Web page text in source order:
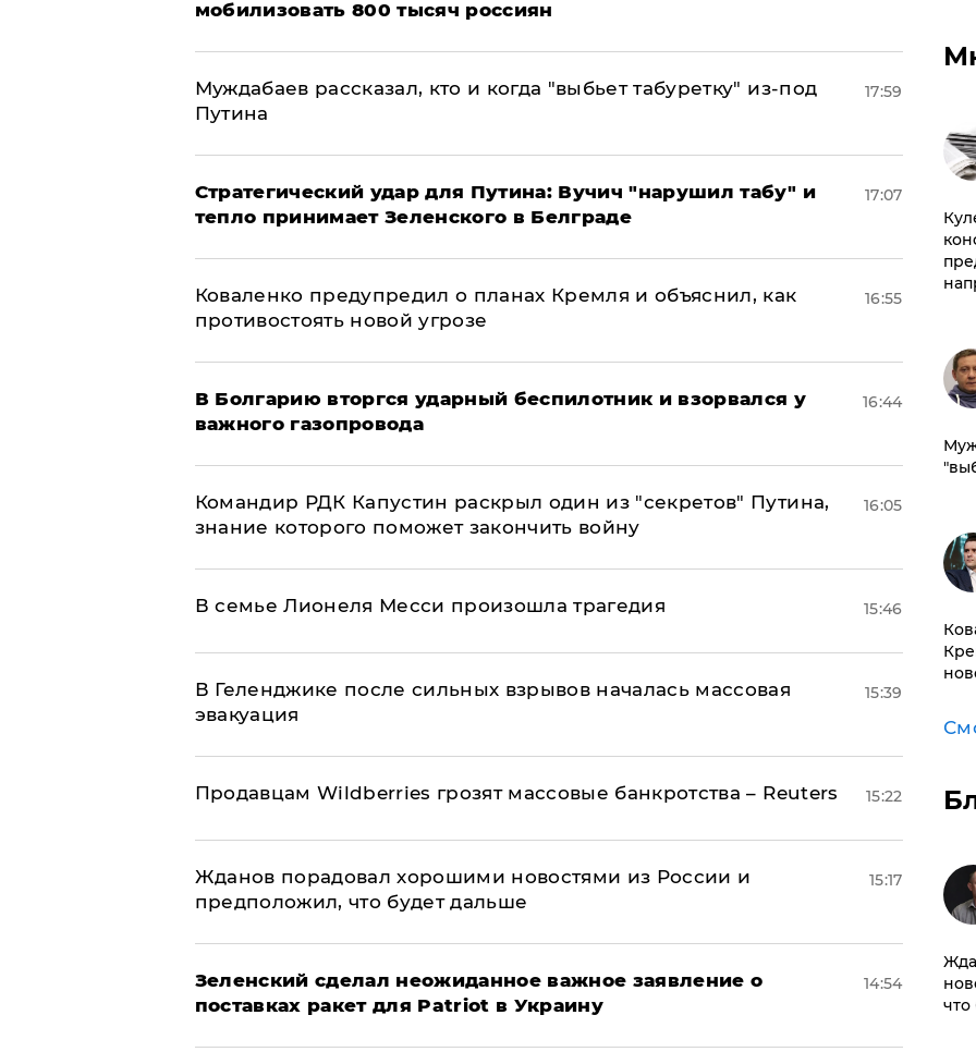
мобилизовать 800 тысяч россиян
Муждабаев рассказал, кто и когда "выбьет табуретку" из-под
Путина
17:59
Стратегический удар для Путина: Вучич "нарушил табу" и
тепло принимает Зеленского в Белграде
17:07
Коваленко предупредил о планах Кремля и объяснил, как
противостоять новой угрозе
16:55
В Болгарию вторгся ударный беспилотник и взорвался у
важного газопровода
16:44
Командир РДК Капустин раскрыл один из "секретов" Путина,
знание которого поможет закончить войну
16:05
В семье Лионеля Месси произошла трагедия 15:46
В Геленджике после сильных взрывов началась массовая
эвакуация
15:39
Продавцам Wildberries грозят массовые банкротства – Reuters 15:22
Жданов порадовал хорошими новостями из России и
предположил, что будет дальше
15:17
Зеленский сделал неожиданное важное заявление о
поставках ракет для Patriot в Украину
14:54
что